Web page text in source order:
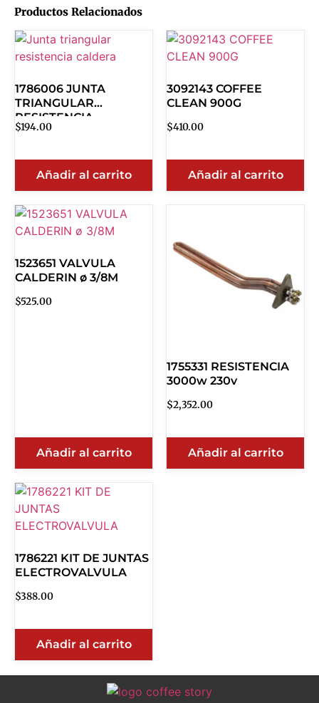
Productos Relacionados
1786006 JUNTA
TRIANGULAR
RESISTENCIA
$194.00
Añadir al carrito
3092143 COFFEE
CLEAN 900G
$410.00
Añadir al carrito
1523651 VALVULA
CALDERIN ø 3/8M
$525.00
Añadir al carrito
1755331 RESISTENCIA
3000w 230v
$2,352.00
Añadir al carrito
1786221 KIT DE JUNTAS
ELECTROVALVULA
$388.00
Añadir al carrito